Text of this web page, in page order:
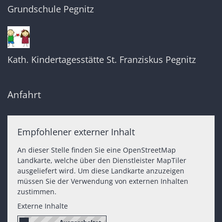
Grundschule Pegnitz
Kath. Kindertagesstätte St. Franziskus Pegnitz
Anfahrt
Empfohlener externer Inhalt
An dieser Stelle finden Sie eine OpenStreetMap
Landkarte, welche über den Dienstleister MapTiler
ausgeliefert wird. Um diese Landkarte anzuzeigen
müssen Sie der Verwendung von externen Inhalten
zustimmen.
Externe Inhalte